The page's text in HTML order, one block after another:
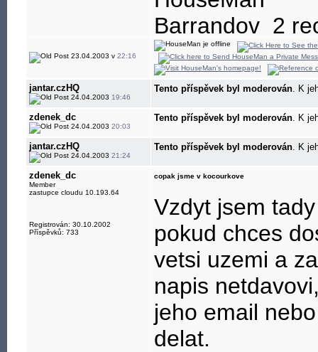
Barrandov_2
23.04.2003 v 22:16
jantar.czHQ
24.04.2003 19:46
Tento příspěvek byl moderován. K
zdenek_dc
24.04.2003 20:03
Tento příspěvek byl moderován. K
jantar.czHQ
24.04.2003 21:24
Tento příspěvek byl moderován. K
zdenek_dc
Member
zastupce cloudu 10.193.64
Registrován: 30.10.2002
Příspěvků: 733
copak jsme v kocourkove
Vzdyt jsem
pokud chces
vetsi uzemi a
napis
jeho email
delat.